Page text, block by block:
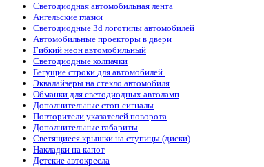
Светодиодная автомобильная лента
Ангельские глазки
Светодиодные 3d логотипы автомобилей
Автомобильные проекторы в двери
Гибкий неон автомобильный
Светодиодные колпачки
Бегущие строки для автомобилей.
Эквалайзеры на стекло автомобиля
Обманки для светодиодных автоламп
Дополнительные стоп-сигналы
Повторители указателей поворота
Дополнительные габариты
Светящиеся крышки на ступицы (диски)
Накладки на капот
Детские автокресла